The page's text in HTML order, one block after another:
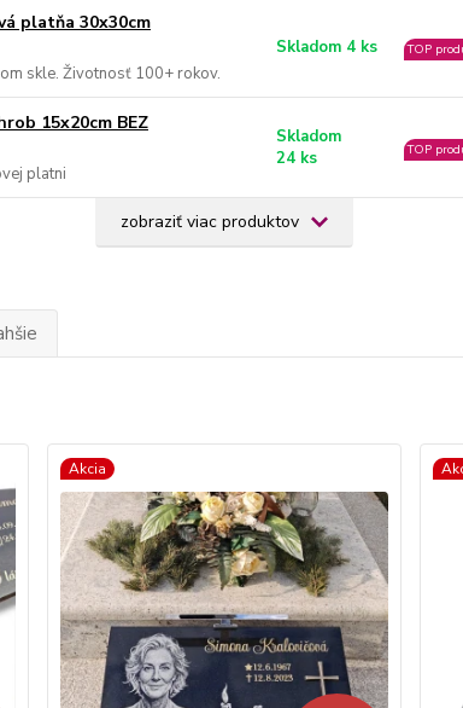
platňa 30x30cm
skle. Životnosť 100+ rokov.
Skladom 4 ks TOP
15x20cm BEZ
platni
Skladom
24 ks
TOP
zobraziť viac produktov
Akcia